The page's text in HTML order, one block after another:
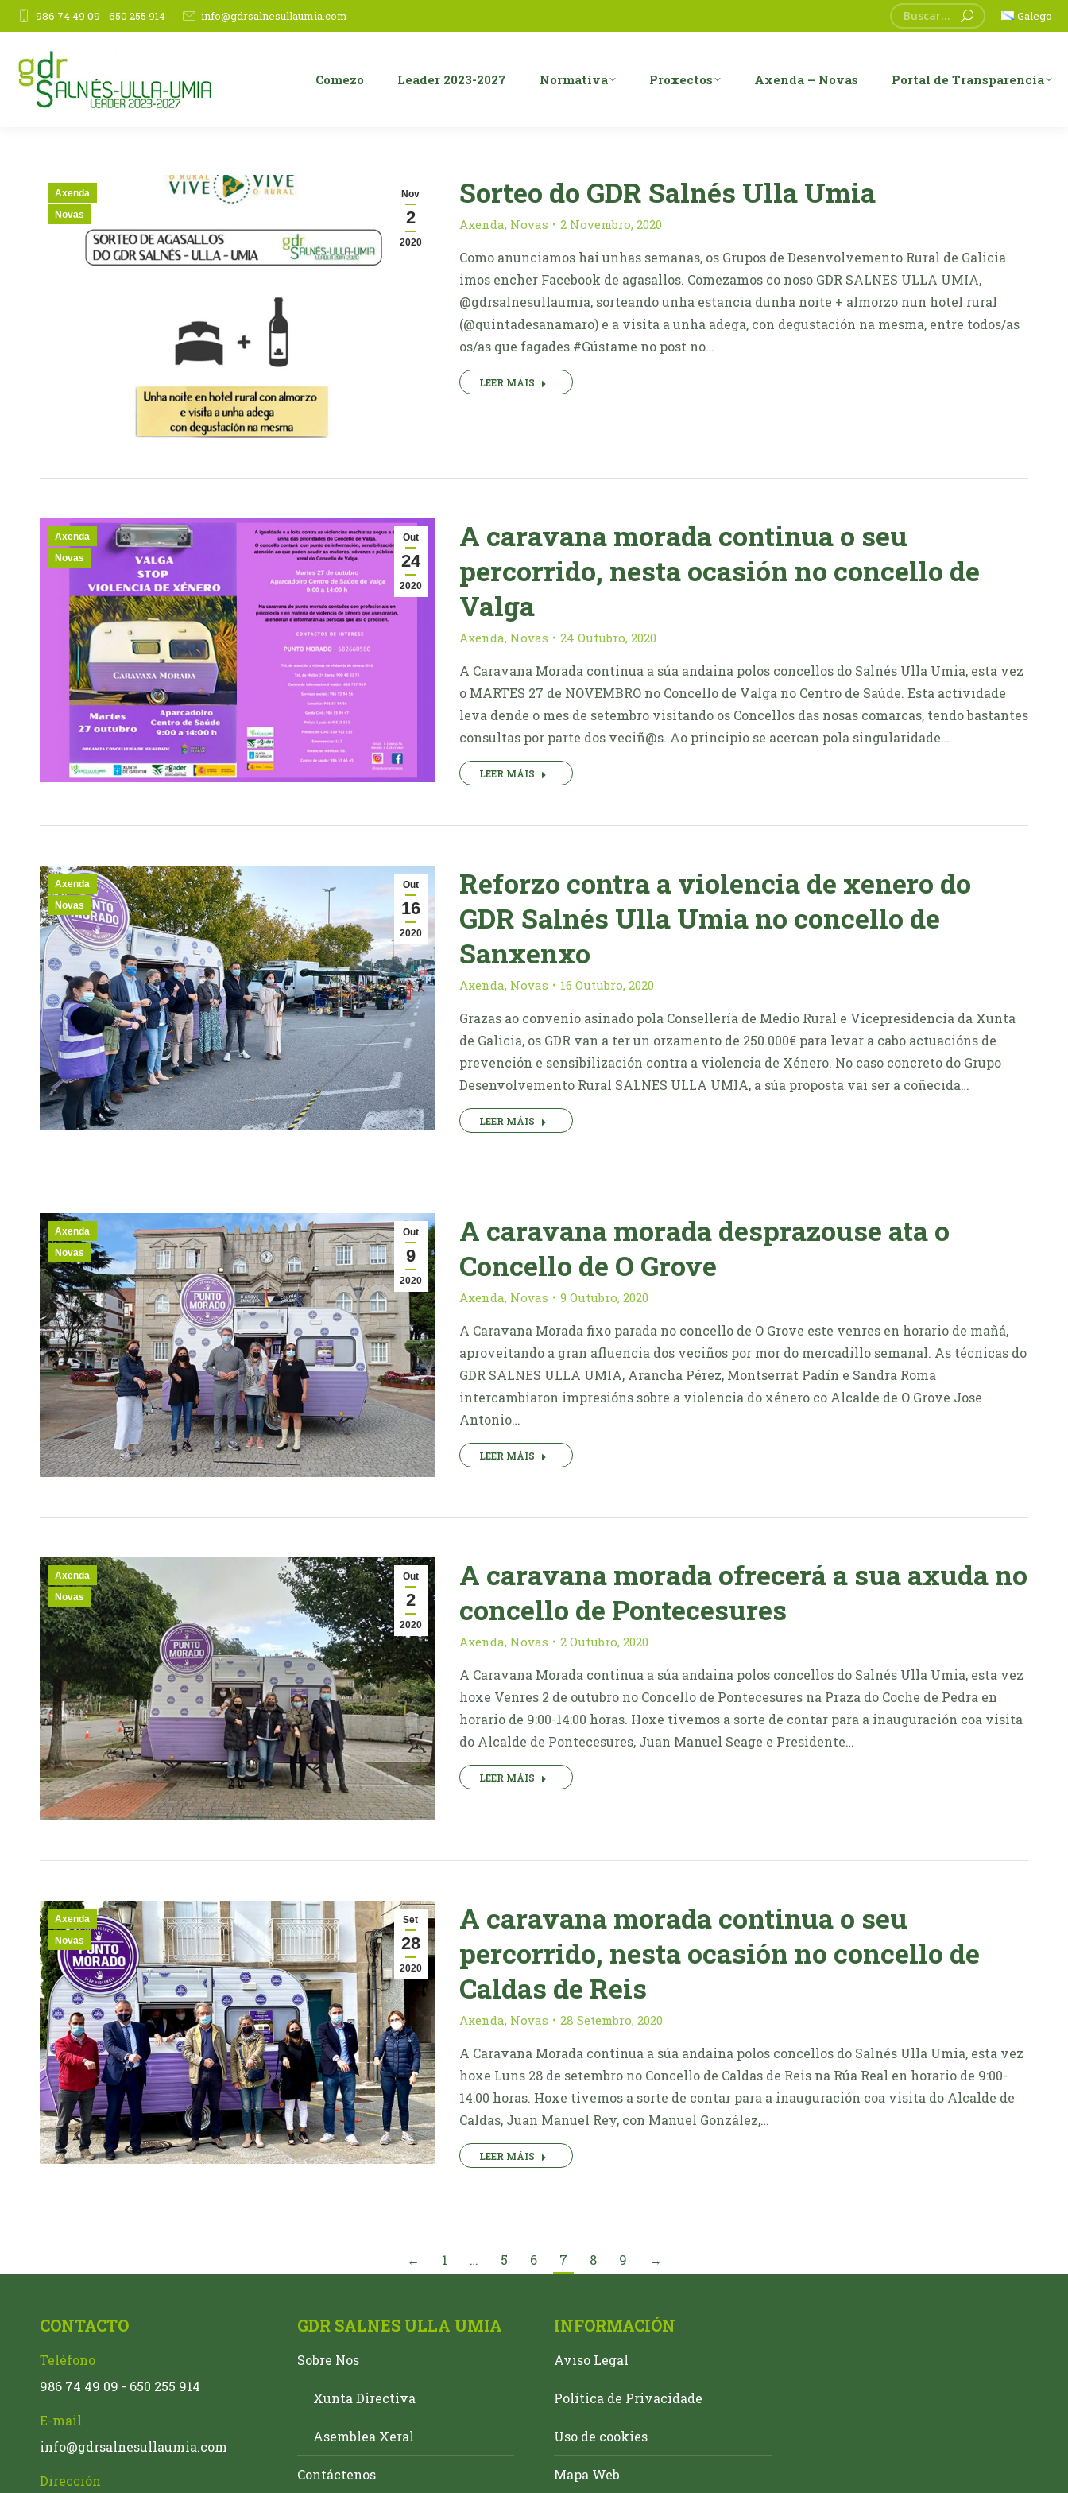
986 74 49 09 - 650 255 914 info@gdrsalnesullaumia.com Search: Galego
Comezo Leader 2023-2027 Normativa Proxectos Axenda – Novas Portal de Transparencia
Nov
2
2020
Axenda
Novas
Sorteo do GDR Salnés Ulla Umia
Axenda, Novas 2 Novembro, 2020
Como anunciamos hai unhas semanas, os Grupos de Desenvolvemento Rural de Galicia
imos encher Facebook de agasallos. Comezamos co noso GDR SALNES ULLA UMIA,
@gdrsalnesullaumia, sorteando unha estancia dunha noite + almorzo nun hotel rural
(@quintadesanamaro) e a visita a unha adega, con degustación na mesma, entre todos/as
os/as que fagades #Gústame no post no…
LEER MÁIS
Out
24
2020
Axenda
Novas
A caravana morada continua o seu
percorrido, nesta ocasión no concello de
Valga
Axenda, Novas 24 Outubro, 2020
A Caravana Morada continua a súa andaina polos concellos do Salnés Ulla Umia, esta vez
o MARTES 27 de NOVEMBRO no Concello de Valga no Centro de Saúde. Esta actividade
leva dende o mes de setembro visitando os Concellos das nosas comarcas, tendo bastantes
consultas por parte dos veciñ@s. Ao principio se acercan pola singularidade…
LEER MÁIS
Out
16
2020
Axenda
Novas
Reforzo contra a violencia de xenero do
GDR Salnés Ulla Umia no concello de
Sanxenxo
Axenda, Novas 16 Outubro, 2020
Grazas ao convenio asinado pola Consellería de Medio Rural e Vicepresidencia da Xunta
de Galicia, os GDR van a ter un orzamento de 250.000€ para levar a cabo actuacións de
prevención e sensibilización contra a violencia de Xénero. No caso concreto do Grupo
Desenvolvemento Rural SALNES ULLA UMIA, a súa proposta vai ser a coñecida…
LEER MÁIS
Out
9
2020
Axenda
Novas
A caravana morada desprazouse ata o
Concello de O Grove
Axenda, Novas 9 Outubro, 2020
A Caravana Morada fixo parada no concello de O Grove este venres en horario de mañá,
aproveitando a gran afluencia dos veciños por mor do mercadillo semanal. As técnicas do
GDR SALNES ULLA UMIA, Arancha Pérez, Montserrat Padín e Sandra Roma
intercambiaron impresións sobre a violencia do xénero co Alcalde de O Grove Jose
Antonio…
LEER MÁIS
Out
2
2020
Axenda
Novas
A caravana morada ofrecerá a sua axuda no
concello de Pontecesures
Axenda, Novas 2 Outubro, 2020
A Caravana Morada continua a súa andaina polos concellos do Salnés Ulla Umia, esta vez
hoxe Venres 2 de outubro no Concello de Pontecesures na Praza do Coche de Pedra en
horario de 9:00-14:00 horas. Hoxe tivemos a sorte de contar para a inauguración coa visita
do Alcalde de Pontecesures, Juan Manuel Seage e Presidente…
LEER MÁIS
Set
28
2020
Axenda
Novas
A caravana morada continua o seu
percorrido, nesta ocasión no concello de
Caldas de Reis
Axenda, Novas 28 Setembro, 2020
A Caravana Morada continua a súa andaina polos concellos do Salnés Ulla Umia, esta vez
hoxe Luns 28 de setembro no Concello de Caldas de Reis na Rúa Real en horario de 9:00-
14:00 horas. Hoxe tivemos a sorte de contar para a inauguración coa visita do Alcalde de
Caldas, Juan Manuel Rey, con Manuel González,…
LEER MÁIS
← 1 … 5 6 7 8 9 →
CONTACTO
Teléfono
986 74 49 09 - 650 255 914
E-mail
info@gdrsalnesullaumia.com
Dirección
GDR SALNES ULLA UMIA
Sobre Nos
Xunta Directiva
Asemblea Xeral
Contáctenos
INFORMACIÓN
Aviso Legal
Política de Privacidade
Uso de cookies
Mapa Web